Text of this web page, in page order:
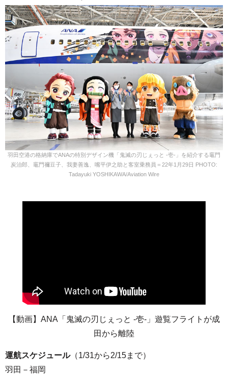
羽田空港の格納庫でANAの特別デザイン機「鬼滅の刃じぇっと -壱-」を紹介する竈門
炭治郎、竈門禰豆子、我妻善逸、嘴平伊之助と客室乗務員＝22年1月29日 PHOTO:
Tadayuki YOSHIKAWA/Aviation Wire
【動画】ANA「鬼滅の刃じぇっと -壱-」遊覧フライトが成
田から離陸
運航スケジュール（1/31から2/15まで）
羽田－福岡